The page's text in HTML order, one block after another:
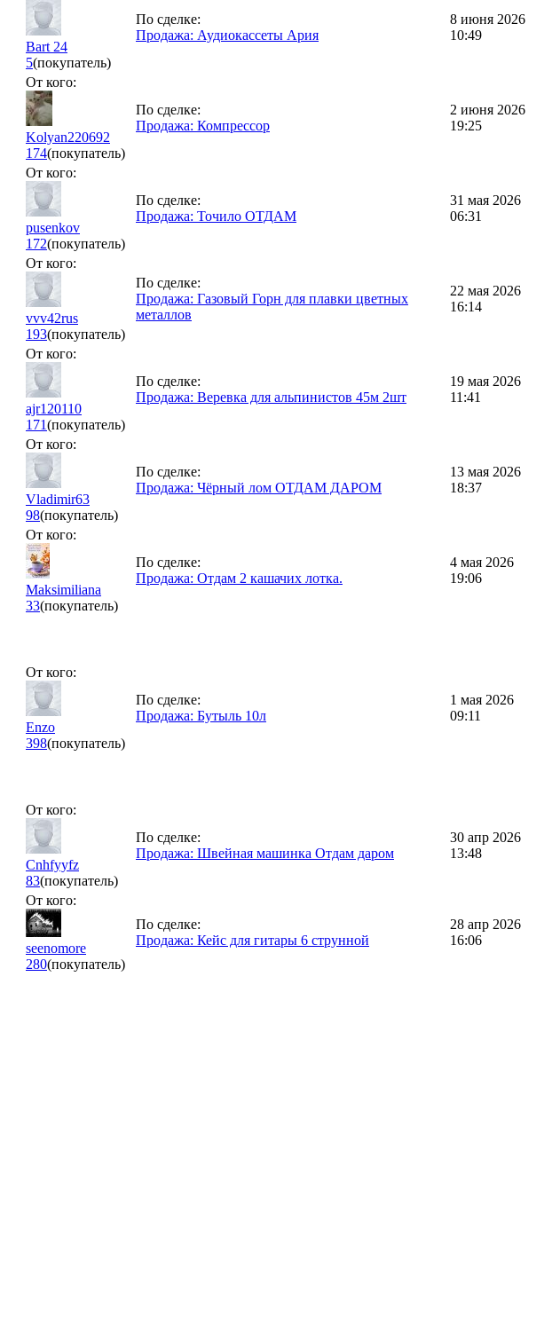
Bart 24
5(покупатель)
По сделке:
Продажа: Аудиокассеты Ария
8 июня 2026
10:49
От кого:
Kolyan220692
174(покупатель)
По сделке:
Продажа: Компрессор
2 июня 2026
19:25
От кого:
pusenkov
172(покупатель)
По сделке:
Продажа: Точило ОТДАМ
31 мая 2026
06:31
От кого:
vvv42rus
193(покупатель)
По сделке:
Продажа: Газовый Горн для плавки цветных
металлов
22 мая 2026
16:14
От кого:
ajr120110
171(покупатель)
По сделке:
Продажа: Веревка для альпинистов 45м 2шт
19 мая 2026
11:41
От кого:
Vladimir63
98(покупатель)
По сделке:
Продажа: Чёрный лом ОТДАМ ДАРОМ
13 мая 2026
18:37
От кого:
Maksimiliana
33(покупатель)
По сделке:
Продажа: Отдам 2 кашачих лотка.
4 мая 2026
19:06
От кого:
Еnzo
398(покупатель)
По сделке:
Продажа: Бутыль 10л
1 мая 2026
09:11
От кого:
Cnhfyyfz
83(покупатель)
По сделке:
Продажа: Швейная машинка Отдам даром
30 апр 2026
13:48
От кого:
seenomore
280(покупатель)
По сделке:
Продажа: Кейс для гитары 6 струнной
28 апр 2026
16:06